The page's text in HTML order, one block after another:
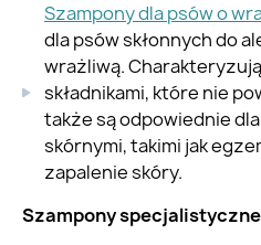
Szampony dla psów o
dla psów skłonnych do
wrażliwą.
składnikami, które nie
także są odpowiednie
skórnymi, takimi jak
zapalenie skóry.
Szampony specjalistyczne